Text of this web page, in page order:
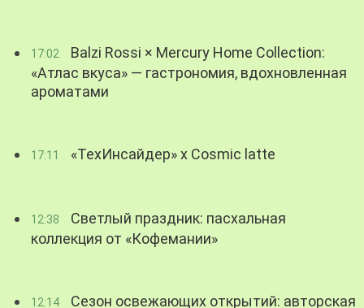
17:02
Balzi Rossi × Mercury Home Collection:
«Атлас вкуса» — гастрономия, вдохновленная
ароматами
17:11 «ТехИнсайдер» х Cosmic latte
12:38
Светлый праздник: пасхальная
коллекция от «Кофемании»
12:14
Сезон освежающих открытий: авторская